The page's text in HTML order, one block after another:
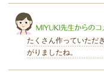
たくさん作っていただ
がりましたね。